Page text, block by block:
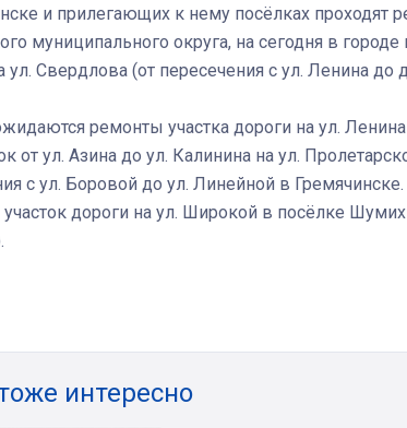
и прилегающих к нему посёлках проходят
муниципального округа, на сегодня в
ул. Свердлова (от пересечения с ул. Ленина
ремонты участка дороги на ул.
от ул. Азина до ул. Калинина на ул.
с ул. Боровой до ул. Линейной в
участок дороги на ул. Широкой в посёлке
интересно